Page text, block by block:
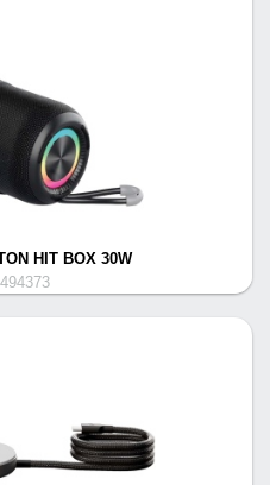
HIT BOX 30W